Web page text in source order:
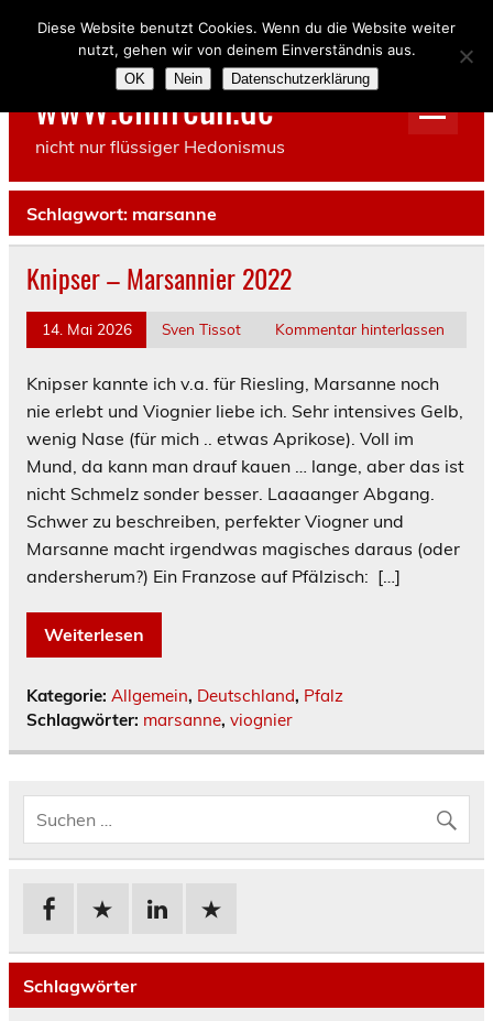
wwW.einfreun.de
nicht nur flüssiger Hedonismus
Schlagwort: marsanne
Knipser – Marsannier 2022
14. Mai 2026 Sven Tissot Kommentar hinterlassen
Knipser kannte ich v.a. für Riesling, Marsanne noch
nie erlebt und Viognier liebe ich. Sehr intensives Gelb,
wenig Nase (für mich .. etwas Aprikose). Voll im
Mund, da kann man drauf kauen … lange, aber das ist
nicht Schmelz sonder besser. Laaaanger Abgang.
Schwer zu beschreiben, perfekter Viogner und
Marsanne macht irgendwas magisches daraus (oder
andersherum?) Ein Franzose auf Pfälzisch: […]
Weiterlesen
Kategorie: Allgemein, Deutschland, Pfalz
Schlagwörter: marsanne, viognier
Schlagwörter
Diese Website benutzt Cookies. Wenn du die Website weiter
nutzt, gehen wir von deinem Einverständnis aus.
OK Nein Datenschutzerklärung